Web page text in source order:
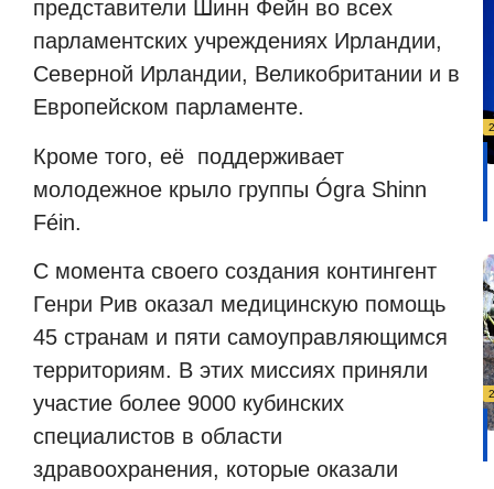
представители Шинн Фейн во всех
парламентских учреждениях Ирландии,
Северной Ирландии, Великобритании и в
Европейском парламенте.
Кроме того, её поддерживает
молодежное крыло группы Ógra Shinn
Féin.
С момента своего создания контингент
Генри Рив оказал медицинскую помощь
45 странам и пяти самоуправляющимся
территориям. В этих миссиях приняли
участие более 9000 кубинских
специалистов в области
здравоохранения, которые оказали